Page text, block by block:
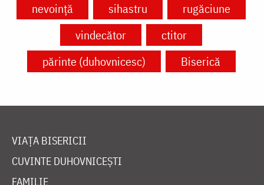
nevoință
sihastru
rugăciune
vindecător
ctitor
părinte (duhovnicesc)
Biserică
VIAȚA BISERICII
CUVINTE DUHOVNICEȘTI
FAMILIE